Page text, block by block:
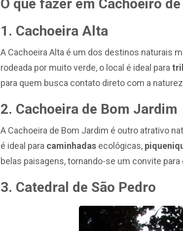
O que fazer em Cachoeiro
1. Cachoeira Alta
A Cachoeira Alta é um dos destinos naturais
rodeada por muito verde, o local é ideal para
para quem busca contato direto com a
2. Cachoeira de Bom Jardim
A Cachoeira de Bom Jardim é outro atrativo
é ideal para caminhadas ecológicas,
belas paisagens, tornando-se um convite
3. Catedral de São Pedro